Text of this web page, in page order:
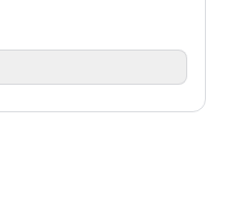
를 주는 자기계발서다.
전쟁터가 치열하면 치열
의 소용돌이
시작
, 상쾌함의 여정
새로움의 숨결